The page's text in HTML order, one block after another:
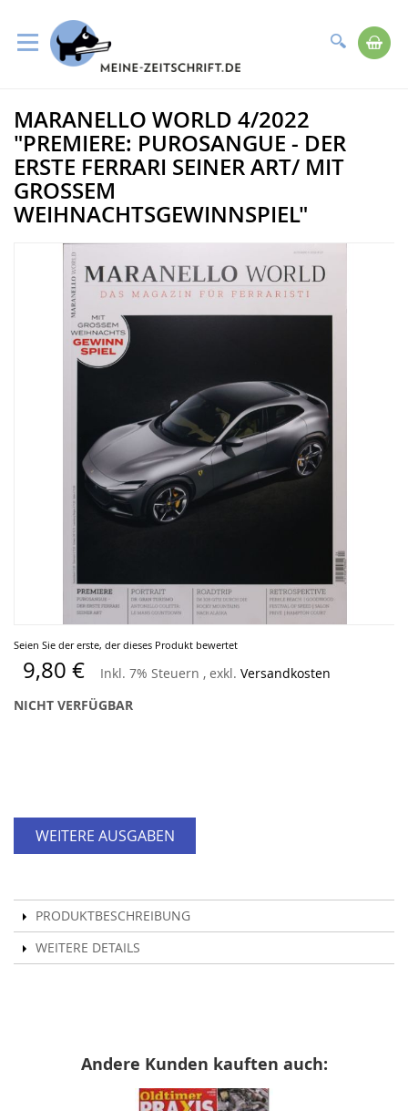
Suche
zum
Inhalt
Seien Sie der erste, der dieses Produkt bewertet
9,80 € Inkl. 7% Steuern , exkl. Versandkosten
NICHT VERFÜGBAR
WEITERE AUSGABEN
PRODUKTBESCHREIBUNG
WEITERE DETAILS
Zum
Ende
der
Bildergalerie
springen
MARANELLO WORLD 4/2022
"PREMIERE: PUROSANGUE - DER
ERSTE FERRARI SEINER ART/ MIT
GROSSEM W
EIHNACHTSGEWINNSPIEL"
Zum
Anfang
der
Bildergalerie
springen
Andere Kunden kauften auch: